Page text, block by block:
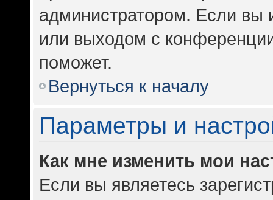
администратором. Если вы
или выходом с
поможет.
Вернуться к началу
Параметры и
Как мне изменить мои
Если вы являетесь